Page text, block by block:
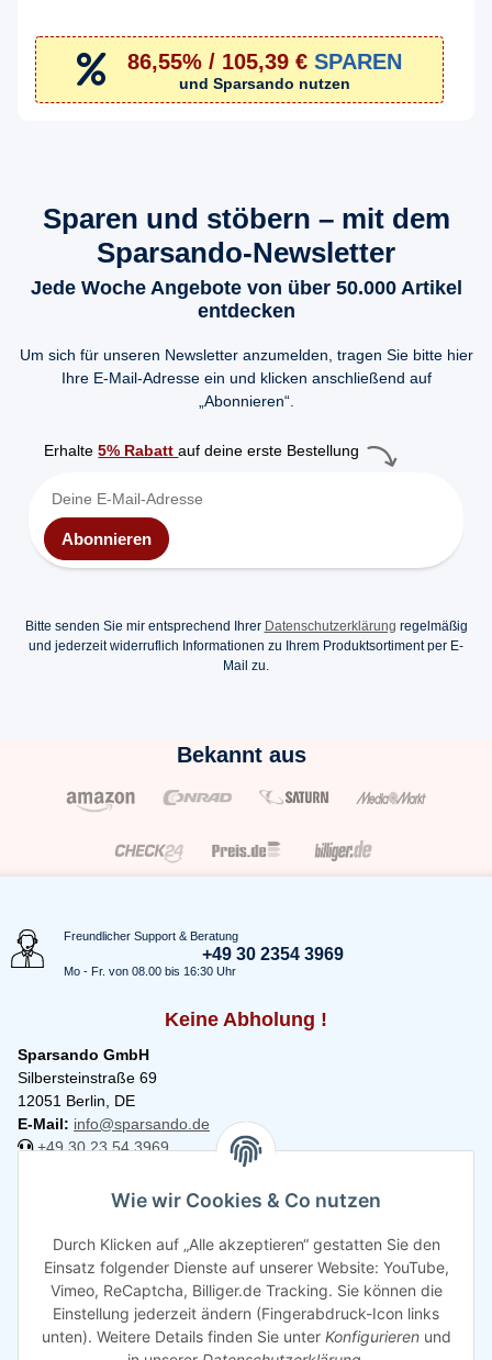
86,55% / 105,39 € SPAREN
und Sparsando nutzen
Sparen und stöbern – mit dem
Sparsando-Newsletter
Jede Woche Angebote von über 50.000 Artikel
entdecken
Um sich für unseren Newsletter anzumelden, tragen Sie bitte hier
Ihre E-Mail-Adresse ein und klicken anschließend auf
„Abonnieren“.
Erhalte5% Rabattauf deine erste Bestellung
Abonnieren
Bitte senden Sie mir entsprechend Ihrer Datenschutzerklärung regelmäßig
und jederzeit widerruflich Informationen zu Ihrem Produktsortiment per E-
Mail zu.
Bekannt aus
Freundlicher Support & Beratung
+49 30 2354 3969
Mo - Fr. von 08.00 bis 16:30 Uhr
Keine Abholung !
Sparsando GmbH
Silbersteinstraße 69
12051 Berlin, DE
E-Mail: info@sparsando.de
+49 30 23 54 3969
Informationen
Rechtliches
Wie wir Cookies & Co nutzen
Durch Klicken auf „Alle akzeptieren“ gestatten Sie den
Einsatz folgender Dienste auf unserer Website: YouTube,
Vimeo, ReCaptcha, Billiger.de Tracking. Sie können die
Einstellung jederzeit ändern (Fingerabdruck-Icon links
unten). Weitere Details finden Sie unter Konfigurierenund